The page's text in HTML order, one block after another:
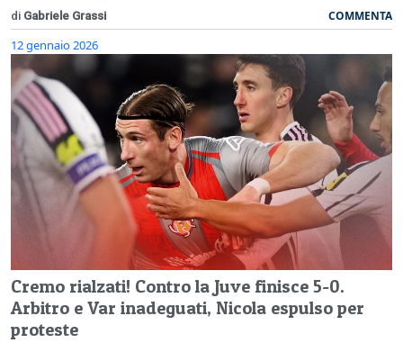
di Gabriele Grassi COMMENTA
12 gennaio 2026
Cremo rialzati! Contro la Juve finisce 5-0.
Arbitro e Var inadeguati, Nicola espulso per
proteste